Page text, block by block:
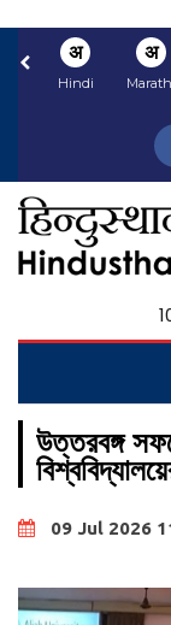
अ
Hindi
अ
উত্তরবঙ্গ
09 Jul 2026